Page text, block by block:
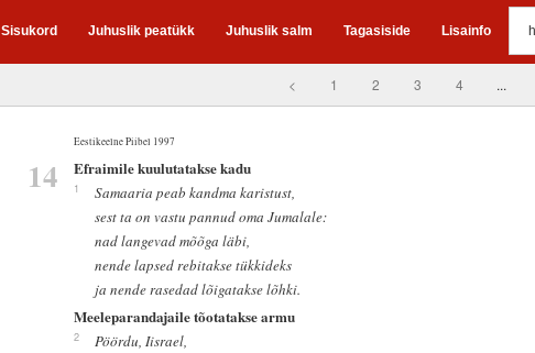
Sisukord Juhuslik peatükk Juhuslik salm Tagasiside Lisainfo
< 1 2 3 4 ...
Eestikeelne Piibel 1997
14 Efraimile kuulutatakse kadu
1
Samaaria peab kandma karistust,
sest ta on vastu pannud oma Jumalale:
nad langevad mõõga läbi,
nende lapsed rebitakse tükkideks
ja nende rasedad lõigatakse lõhki.
Meeleparandajaile tõotatakse armu
2
Pöördu, Iisrael,